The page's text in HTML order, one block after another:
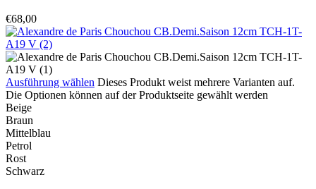
€68,00
Ausführung wählen Dieses Produkt weist mehrere Varianten auf.
Die Optionen können auf der Produktseite gewählt werden
Beige
Braun
Mittelblau
Petrol
Rost
Schwarz